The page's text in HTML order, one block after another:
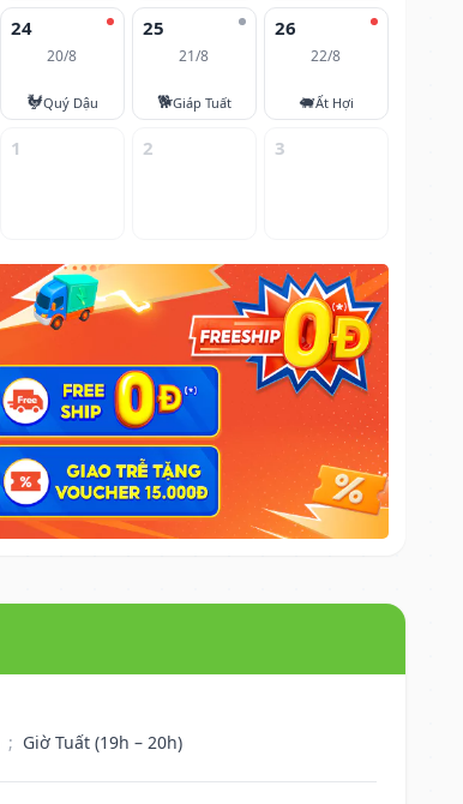
24
20/8
🐓Quý Dậu
25
21/8
🐕Giáp Tuất
26
22/8
🐖Ất Hợi
1 2 3
; Giờ Tuất (19h – 20h)